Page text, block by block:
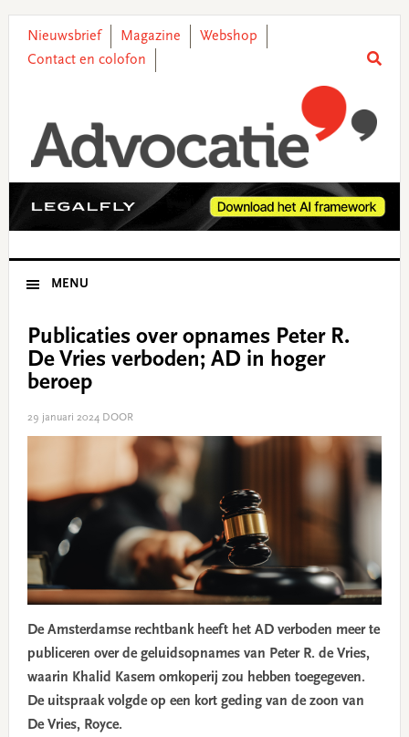
primary
main
primary
footer
Nieuwsbrief Magazine
Webshop
Contact en colofon
MENU
Publicaties over opnames Peter R.
De Vries verboden; AD in hoger
beroep
29 januari 2024DOOR
De Amsterdamse rechtbank heeft het AD verboden meer te
publiceren over de geluidsopnames van Peter R. de Vries,
waarin Khalid Kasem omkoperij zou hebben toegegeven.
De uitspraak volgde op een kort geding van de zoon van
De Vries, Royce.